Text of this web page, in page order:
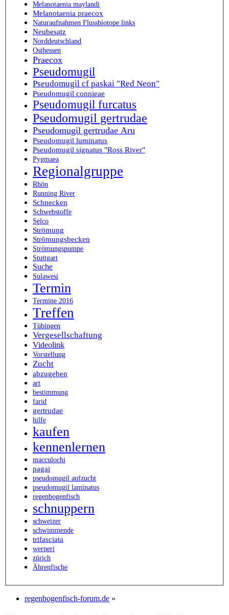
Melanotaenia maylandi
Melanotaenia praecox
Naturaufnahmen Flussbiotope links
Neubesatz
Norddeutschland
Osthessen
Praecox
Pseudomugil
Pseudomugil cf paskai "Red Neon"
Pseudomugil connieae
Pseudomugil furcatus
Pseudomugil gertrudae
Pseudomugil gertrudae Aru
Pseudomugil luminatus
Pseudomugil signatus "Ross River"
Pygmaea
Regionalgruppe
Rhön
Running River
Schnecken
Schwebstoffe
Selco
Strömung
Strömungsbecken
Strömungspumpe
Stuttgart
Suche
Sulawesi
Termin
Termine 2016
Treffen
Tübingen
Vergesellschaftung
Videolink
Vorstellung
Zucht
abzugeben
art
bestimmung
farid
gertrudae
hilfe
kaufen
kennenlernen
macculochi
pagai
pseudomugil aufzucht
pseudomugil laminatus
regenbogenfisch
schnuppern
schweizer
schwimmende
trifasciata
werneri
zürich
Ährenfische
regenbogenfisch-forum.de »